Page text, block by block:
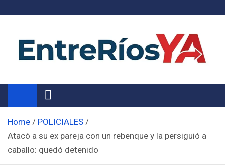
Noticias de Entre Ríos
Información de toda la provincia ahora
Home
POLICIALES
Atacó a su ex pareja con un rebenque y la persiguió a
caballo: quedó detenido